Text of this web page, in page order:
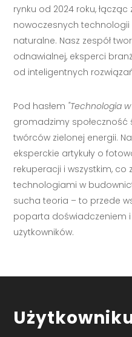
rynku od 2024 roku,
nowoczesnych
naturalne. Nasz zespół
odnawialnej, eksperci
od inteligentnych
Pod hasłem "Technologia
gromadzimy
twórców zielonej energii.
eksperckie artykuły o
rekuperacji i wszystkim, co
technologiami w
sucha teoria – to przede
poparta doświadczeniem
użytkowników.